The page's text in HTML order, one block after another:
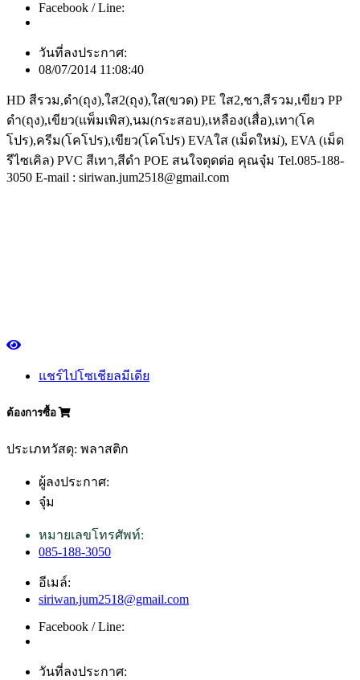
Facebook / Line:
วันที่ลงประกาศ:
08/07/2014 11:08:40
HD สีรวม,ดำ(ถุง),ใส2(ถุง),ใส(ขวด) PE ใส2,ชา,สีรวม,เขียว PP
ดำ(ถุง),เขียว(แพ็มเพิส),นม(กระสอบ),เหลือง(เสื่อ),เทา(โค
โปร),ครีม(โคโปร),เขียว(โคโปร) EVAใส (เม็ดใหม่), EVA (เม็ด
รีไซเคิล) PVC สีเทา,สีดำ POE สนใจตุดต่อ คุณจุ๋ม Tel.085-188-
3050 E-mail : siriwan.jum2518@gmail.com
แชร์ไปโซเชียลมีเดีย
ต้องการซื้อ
ประเภทวัสดุ: พลาสติก
ผู้ลงประกาศ:
จุ๋ม
หมายเลขโทรศัพท์:
085-188-3050
อีเมล์:
siriwan.jum2518@gmail.com
Facebook / Line:
วันที่ลงประกาศ: